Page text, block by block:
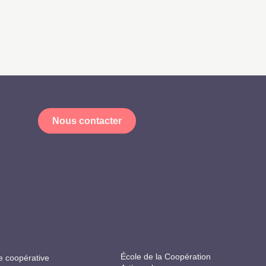
Nous contacter
coopérative
École de la Coopération